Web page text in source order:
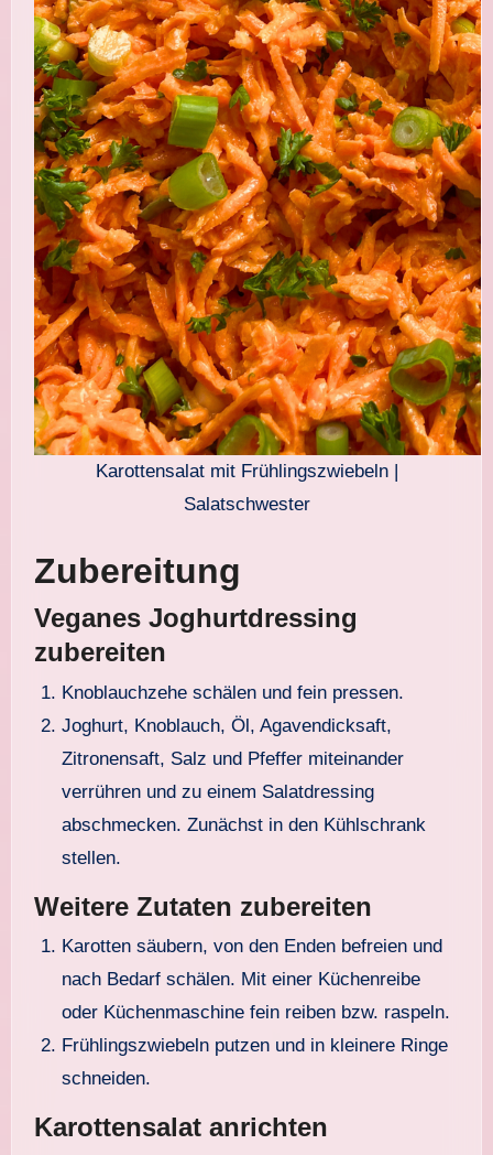
Karottensalat mit Frühlingszwiebeln |
Salatschwester
Zubereitung
Veganes Joghurtdressing
zubereiten
Knoblauchzehe schälen und fein pressen.
Joghurt, Knoblauch, Öl, Agavendicksaft,
Zitronensaft, Salz und Pfeffer miteinander
verrühren und zu einem Salatdressing
abschmecken. Zunächst in den Kühlschrank
stellen.
Weitere Zutaten zubereiten
Karotten säubern, von den Enden befreien und
nach Bedarf schälen. Mit einer Küchenreibe
oder Küchenmaschine fein reiben bzw. raspeln.
Frühlingszwiebeln putzen und in kleinere Ringe
schneiden.
Karottensalat anrichten